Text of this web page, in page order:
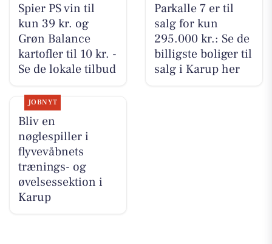
Spier PS vin til
kun 39 kr. og
Grøn Balance
kartofler til 10 kr. -
Se de lokale tilbud
Parkalle 7 er til
salg for kun
295.000 kr.: Se de
billigste boliger til
salg i Karup her
JOBNYT
Bliv en
nøglespiller i
flyvevåbnets
trænings- og
øvelsessektion i
Karup